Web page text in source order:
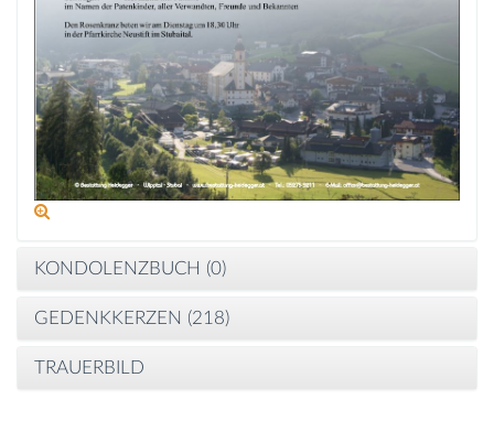
KONDOLENZBUCH (0)
GEDENKKERZEN (218)
TRAUERBILD